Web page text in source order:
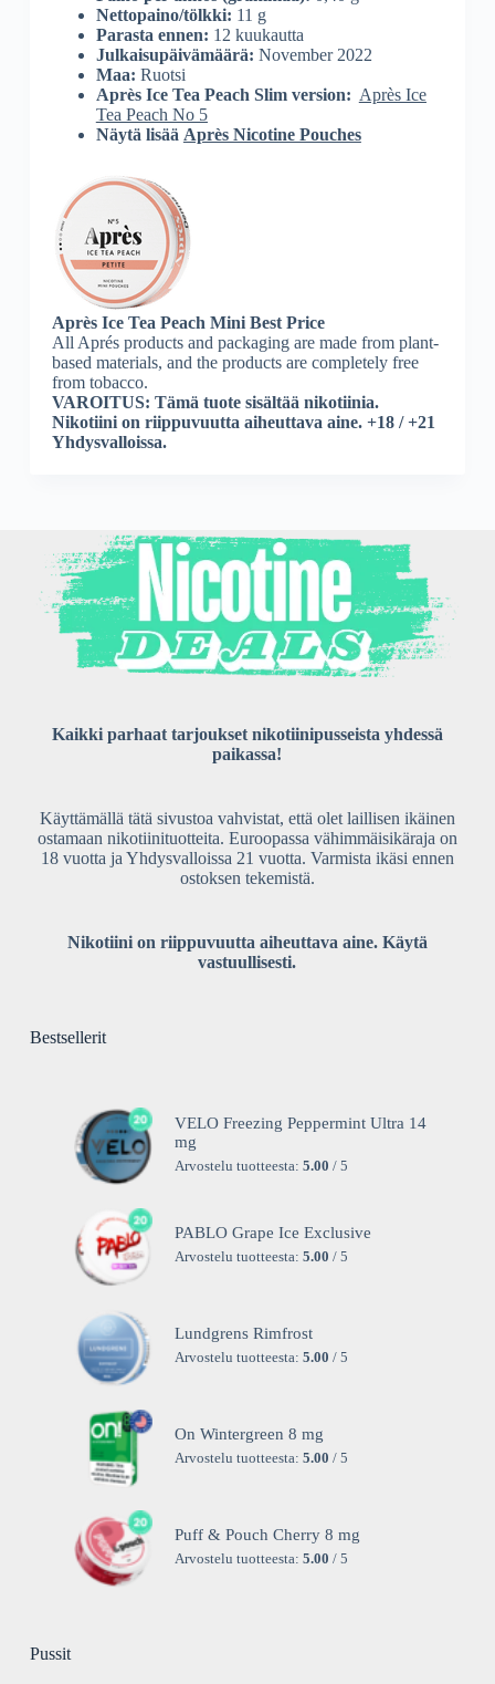
Nettopaino/tölkki: 11 g
Parasta ennen: 12 kuukautta
Julkaisupäivämäärä: November 2022
Maa: Ruotsi
Après Ice Tea Peach Slim version: Après Ice
Tea Peach No 5
Näytä lisää Après Nicotine Pouches
Après Ice Tea Peach Mini Best Price
All Aprés products and packaging are made from plant-
based materials, and the products are completely free
from tobacco.
VAROITUS: Tämä tuote sisältää nikotiinia.
Nikotiini on riippuvuutta aiheuttava aine. +18 / +21
Yhdysvalloissa.
Kaikki parhaat tarjoukset nikotiinipusseista yhdessä
paikassa!
Käyttämällä tätä sivustoa vahvistat, että olet laillisen ikäinen
ostamaan nikotiinituotteita. Euroopassa vähimmäisikäraja on
18 vuotta ja Yhdysvalloissa 21 vuotta. Varmista ikäsi ennen
ostoksen tekemistä.
Nikotiini on riippuvuutta aiheuttava aine. Käytä
vastuullisesti.
Bestsellerit
VELO Freezing Peppermint Ultra 14
mg
Arvostelu tuotteesta: 5.00 / 5
PABLO Grape Ice Exclusive
Arvostelu tuotteesta: 5.00 / 5
Lundgrens Rimfrost
Arvostelu tuotteesta: 5.00 / 5
On Wintergreen 8 mg
Arvostelu tuotteesta: 5.00 / 5
Puff & Pouch Cherry 8 mg
Arvostelu tuotteesta: 5.00 / 5
Pussit